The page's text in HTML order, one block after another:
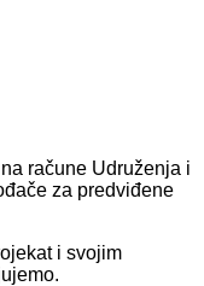
račune Udruženja i
za predviđene
i svojim